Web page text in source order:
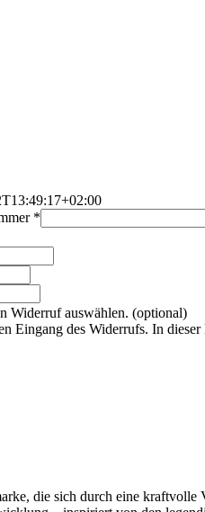
*
Widerruf auswählen. (optional)
Eingang des Widerrufs. In
die sich durch eine